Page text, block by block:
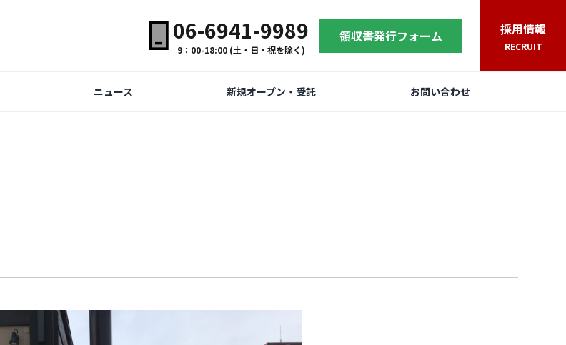
06-6941-9989
9：00-18:00 (土・日・祝を除く)
領収書発行フォーム 採用情報
RECRUIT
ニュース 新規オープン・受託 お問い合わせ